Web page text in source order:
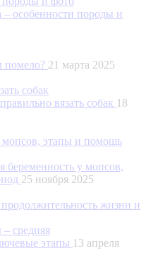
– особенности породы и
помело? 21 марта 2025
вязать собак 18
беременность у мопсов,
25 ноября 2025
средняя
этапы 13 апреля